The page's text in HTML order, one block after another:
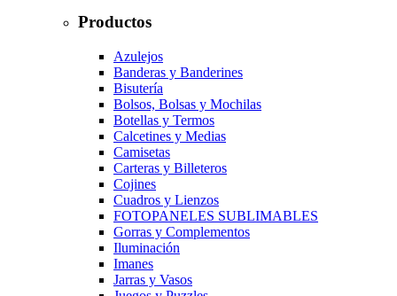
Productos
Azulejos
Banderas y Banderines
Bisutería
Bolsos, Bolsas y Mochilas
Botellas y Termos
Calcetines y Medias
Camisetas
Carteras y Billeteros
Cojines
Cuadros y Lienzos
FOTOPANELES SUBLIMABLES
Gorras y Complementos
Iluminación
Imanes
Jarras y Vasos